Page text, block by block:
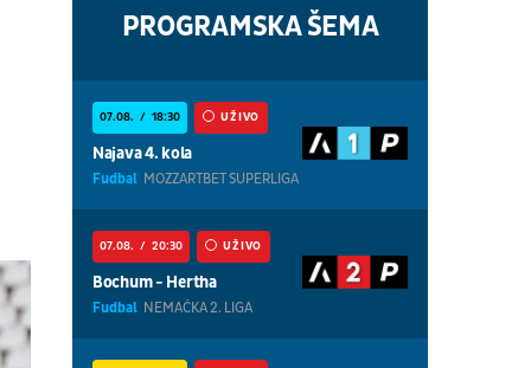
PROGRAMSKA ŠEMA
07.08. 18:30 UŽIVO
Najava 4. kola
Fudbal MOZZARTBET SUPERLIGA
07.08. 20:30 UŽIVO
Bochum - Hertha
Fudbal NEMAČKA 2. LIGA